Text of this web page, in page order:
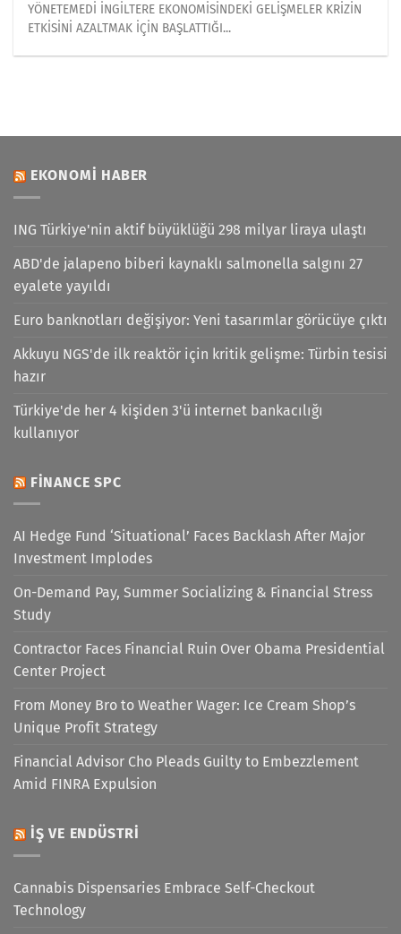
YÖNETEMEDİ İNGİLTERE EKONOMİSİNDEKİ GELİŞMELER KRİZİN
ETKİSİNİ AZALTMAK İÇİN BAŞLATTIĞI...
EKONOMI HABER
ING Türkiye'nin aktif büyüklüğü 298 milyar liraya ulaştı
ABD'de jalapeno biberi kaynaklı salmonella salgını 27
eyalete yayıldı
Euro banknotları değişiyor: Yeni tasarımlar görücüye çıktı
Akkuyu NGS'de ilk reaktör için kritik gelişme: Türbin tesisi
hazır
Türkiye'de her 4 kişiden 3'ü internet bankacılığı
kullanıyor
FINANCE SPC
AI Hedge Fund ‘Situational’ Faces Backlash After Major
Investment Implodes
On-Demand Pay, Summer Socializing & Financial Stress
Study
Contractor Faces Financial Ruin Over Obama Presidential
Center Project
From Money Bro to Weather Wager: Ice Cream Shop’s
Unique Profit Strategy
Financial Advisor Cho Pleads Guilty to Embezzlement
Amid FINRA Expulsion
İŞ VE ENDÜSTRI
Cannabis Dispensaries Embrace Self-Checkout
Technology